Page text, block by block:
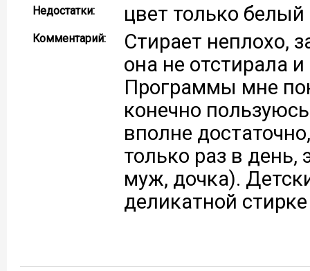
Недостатки: цвет только белый
Комментарий:
Стирает неплохо,
она не отстирала
Программы мне
конечно
вполне
только раз в день,
муж, дочка).
деликатной